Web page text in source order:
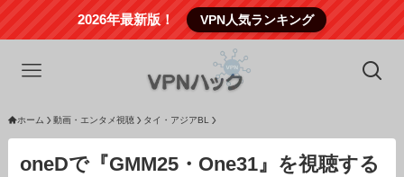
2026年最新版！ VPN人気ランキング
ホーム 動画・エンタメ視聴 タイ・アジアBL
oneDで『GMM25・One31』を視聴する